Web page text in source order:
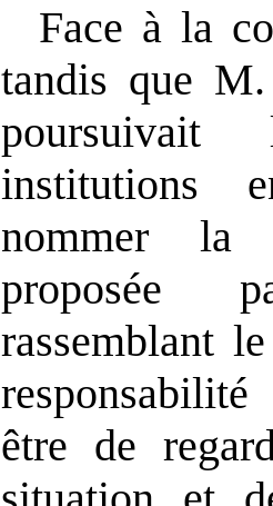
Face à la
tandis que
institutions
nommer la
proposée
rassemblant
être de